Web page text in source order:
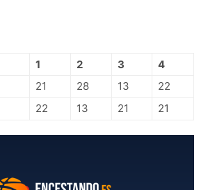
1 2 3
4
21 28 13
22
22 13 21 21